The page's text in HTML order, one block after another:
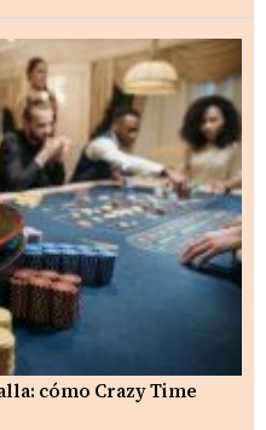
cómo Crazy Time